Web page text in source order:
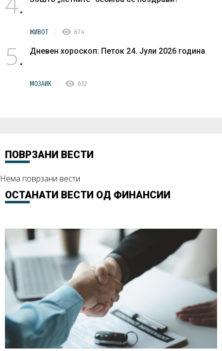
ЖИВОТ visibility 674
5 Дневен хороскоп: Петок 24. Јули 2026 година
МОЗАИК visibility 632
ПОВРЗАНИ ВЕСТИ
Нема поврзани вести
ОСТАНАТИ ВЕСТИ ОД ФИНАНСИИ